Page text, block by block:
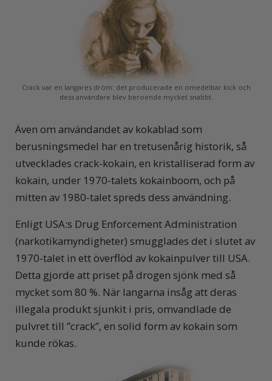
Crack var en langares dröm: det producerade en omedelbar kick och
dess användare blev beroende mycket snabbt.
Även om användandet av kokablad som
berusningsmedel har en tretusenårig historik, så
utvecklades crack-kokain, en kristalliserad form av
kokain, under 1970-talets kokainboom, och på
mitten av 1980-talet spreds dess användning.
Enligt USA:s Drug Enforcement Administration
(narkotikamyndigheter) smugglades det i slutet av
1970-talet in ett överflöd av kokainpulver till USA.
Detta gjorde att priset på drogen sjönk med så
mycket som 80 %. När langarna insåg att deras
illegala produkt sjunkit i pris, omvandlade de
pulvret till ”crack”, en solid form av kokain som
kunde rökas.